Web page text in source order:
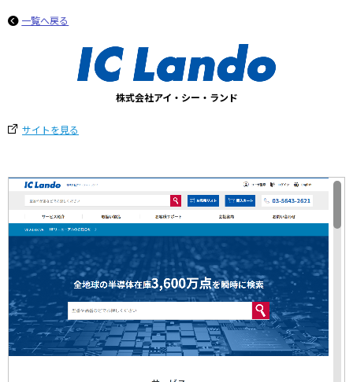
一覧へ戻る
株式会社アイ・シー・ランド
サイトを見る